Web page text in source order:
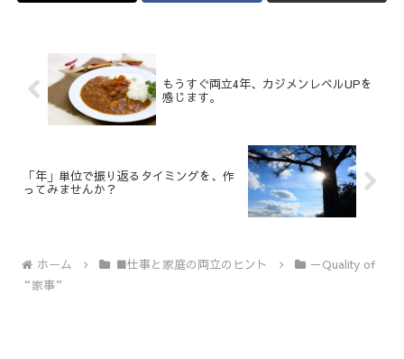
もうすぐ両立4年、カジメンレベルUPを
感じます。
「年」単位で振り返るタイミングを、作
ってみませんか？
ホーム ■仕事と家庭の両立のヒント
－Quality of
“家事”